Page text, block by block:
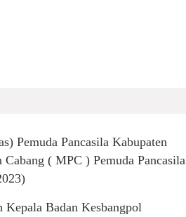
Pemuda Pancasila Kabupaten
( MPC ) Pemuda Pancasila
Badan Kesbangpol